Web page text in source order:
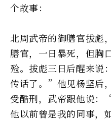
个故事：
北周武帝的御膳官拔彪
膳官，一日暴死，但胸
殓。拔彪三日后醒来说
传话了。”他见杨坚后
受酷刑，武帝跟他说：
他以前曾是我的同事，